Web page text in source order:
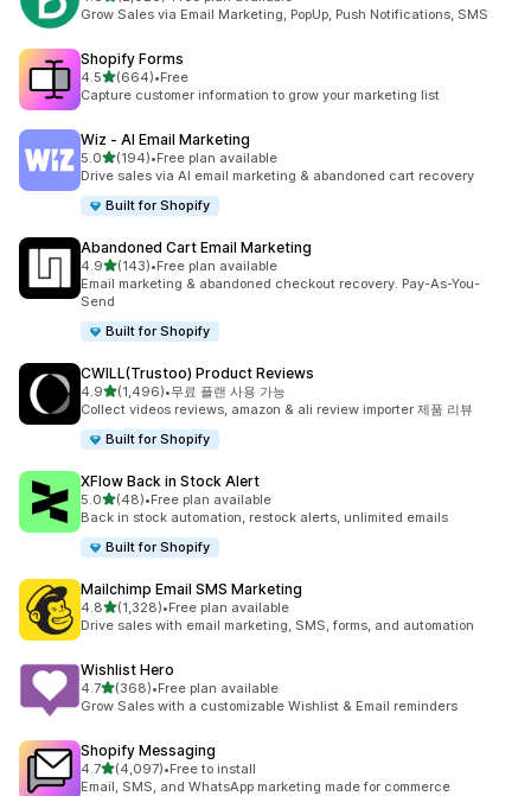
총 리뷰 2020개
Grow Sales via Email Marketing, PopUp, Push Notifications, SMS
Shopify Forms
4.5별 5개 중
(664)
총 리뷰 664개
•Free
Capture customer information to grow your marketing list
Wiz ‑ AI Email Marketing
5.0별 5개 중
(194)
총 리뷰 194개
•Free plan available
Drive sales via AI email marketing & abandoned cart recovery
Built for Shopify
Abandoned Cart Email Marketing
4.9별 5개 중
(143)
총 리뷰 143개
•Free plan available
Email marketing & abandoned checkout recovery. Pay-As-You-
Send
Built for Shopify
CWILL(Trustoo) Product Reviews
4.9별 5개 중
(1,496)
총 리뷰 1496개
•무료 플랜 사용 가능
Collect videos reviews, amazon & ali review importer 제품 리뷰
Built for Shopify
XFlow Back in Stock Alert
5.0별 5개 중
(48)
총 리뷰 48개
•Free plan available
Back in stock automation, restock alerts, unlimited emails
Built for Shopify
Mailchimp Email SMS Marketing
4.8별 5개 중
(1,328)
총 리뷰 1328개
•Free plan available
Drive sales with email marketing, SMS, forms, and automation
Wishlist Hero
4.7별 5개 중
(368)
총 리뷰 368개
•Free plan available
Grow Sales with a customizable Wishlist & Email reminders
Shopify Messaging
4.7별 5개 중
(4,097)
총 리뷰 4097개
•Free to install
Email, SMS, and WhatsApp marketing made for commerce